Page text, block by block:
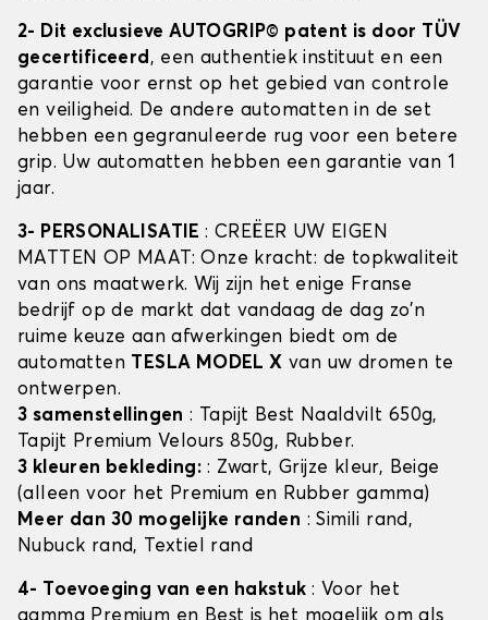
2- Dit exclusieve AUTOGRIP© patent is door TÜV
gecertificeerd, een authentiek instituut en een
garantie voor ernst op het gebied van controle
en veiligheid. De andere automatten in de set
hebben een gegranuleerde rug voor een betere
grip. Uw automatten hebben een garantie van 1
jaar.
3- PERSONALISATIE: CREËER UW EIGEN
MATTEN OP MAAT: Onze kracht: de topkwaliteit
van ons maatwerk. Wij zijn het enige Franse
bedrijf op de markt dat vandaag de dag zo'n
ruime keuze aan afwerkingen biedt om de
automatten TESLA MODEL X van uw dromen te
ontwerpen.
3 samenstellingen : Tapijt Best Naaldvilt 650g,
Tapijt Premium Velours 850g, Rubber.
3 kleuren bekleding: : Zwart, Grijze kleur, Beige
(alleen voor het Premium en Rubber gamma)
Meer dan 30 mogelijke randen : Simili rand,
Nubuck rand, Textiel rand
4- Toevoeging van een hakstuk : Voor het